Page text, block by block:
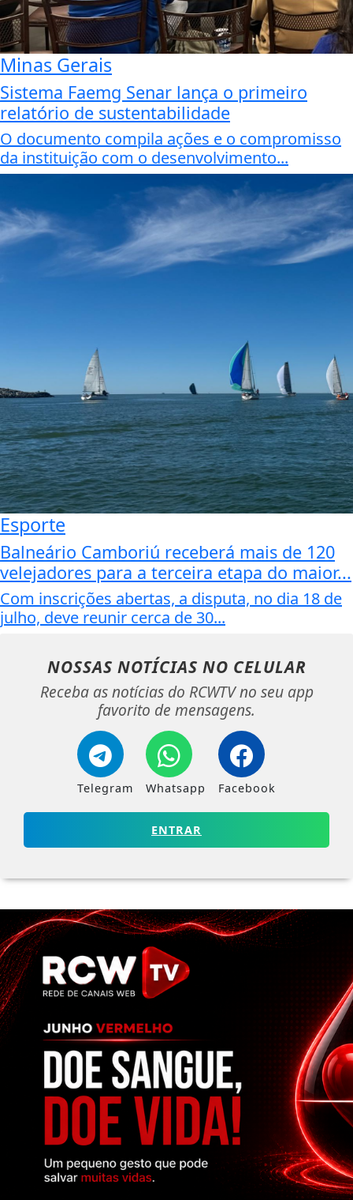
Minas Gerais
Sistema Faemg Senar lança o primeiro
relatório de sustentabilidade
O documento compila ações e o compromisso
da instituição com o desenvolvimento...
Esporte
Balneário Camboriú receberá mais de 120
velejadores para a terceira etapa do maior...
Com inscrições abertas, a disputa, no dia 18 de
julho, deve reunir cerca de 30...
NOSSAS NOTÍCIAS NO CELULAR
Receba as notícias do RCWTV no seu app
favorito de mensagens.
Telegram Whatsapp Facebook
ENTRAR